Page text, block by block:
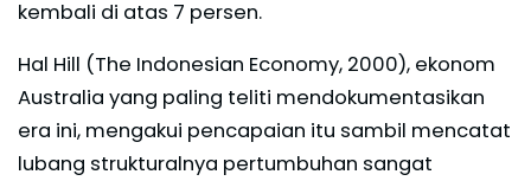
kembali di atas 7 persen.
Hal Hill (The Indonesian Economy, 2000), ekonom
Australia yang paling teliti mendokumentasikan
era ini, mengakui pencapaian itu sambil mencatat
lubang strukturalnya pertumbuhan sangat